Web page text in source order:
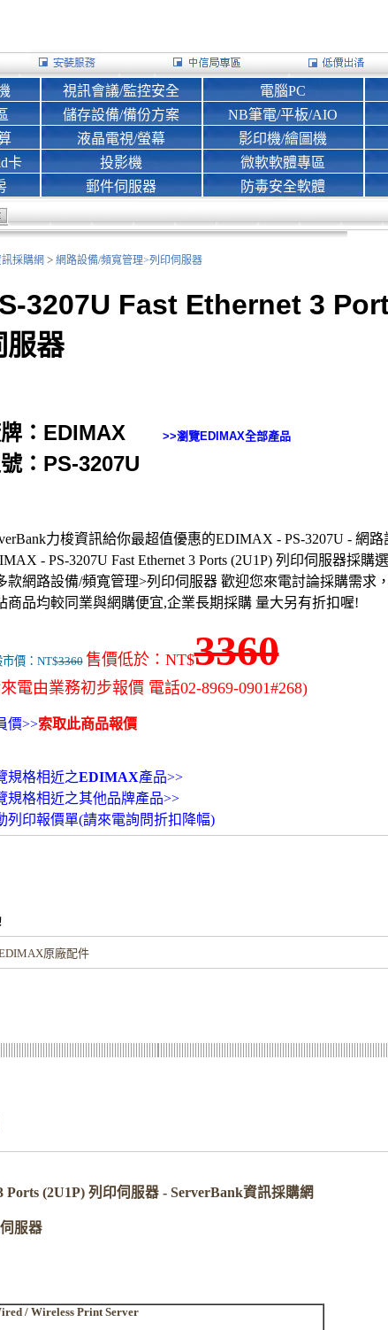
卡
視訊會議/監控安全
儲存設備/備份方案
液晶電視/螢幕
投影機
郵件伺服器
電腦PC
NB筆電/平板/AIO
影印機/繪圖機
微軟軟體專區
防毒安全軟體
訊採購網 > 網路設備/頻寬管理>列印伺服器
3207U Fast Ethernet 3
服器
牌：EDIMAX >>瀏覽EDIMAX全部產品
：PS-3207U
力梭資訊給你最超值優惠的EDIMAX - PS-3207U - 網
- PS-3207U Fast Ethernet 3 Ports (2U1P) 列印伺服器採購
款網路設備/頻寬管理>列印伺服器 歡迎您來電討論採購需求
商品均較同業與網購便宜,企業長期採購 量大另有折扣喔!
市價：NT$3360 售價低於：NT$3360
電由業務初步報價 電話02-8969-0901#268)
價>>索取此商品報價
規格相近之EDIMAX產品>>
規格相近之其他品牌產品>>
列印報價單(請來電詢問折扣降幅)
原廠配件
Ports (2U1P) 列印伺服器 - ServerBank資訊採購網
服器
/ Wireless Print Server